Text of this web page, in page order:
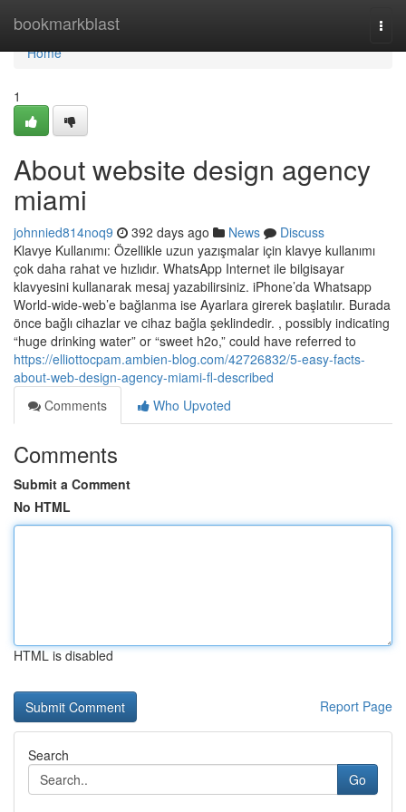
bookmarkblast
Home
Home
1
About website design agency
miami
johnnied814noq9 392 days ago News
Discuss
Klavye Kullanımı: Özellikle uzun yazışmalar için klavye kullanımı
çok daha rahat ve hızlıdır. WhatsApp Internet ile bilgisayar
klavyesini kullanarak mesaj yazabilirsiniz. iPhone’da Whatsapp
World-wide-web’e bağlanma ise Ayarlara girerek başlatılır. Burada
önce bağlı cihazlar ve cihaz bağla şeklindedir. , possibly indicating
“huge drinking water” or “sweet h2o,” could have referred to
https://elliottocpam.ambien-blog.com/42726832/5-easy-facts-
about-web-design-agency-miami-fl-described
Comments
Who Upvoted
Comments
Submit a Comment
No HTML
HTML is disabled
Report Page
Search
Go